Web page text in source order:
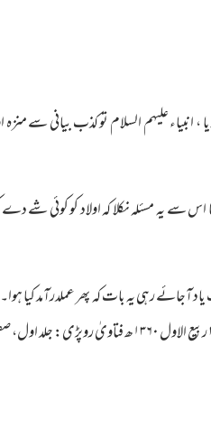
انبیاء علیہم السلام تو کذب بیانی سے منزہ
سے یہ مسئلہ نکلا کہ اولاد کو کوئی شے
رہی یہ بات کہ پھر عملدرآمد کیا
اس صورت میں اس کا حدیث مذکور میں کوئی ذکر نہیں ممکن ہے کہ فرشتہ کے یاد دلانے سے دینا منظور کر لیا ہو اور ممکن ہے نہ کیا ہو۔ ( عبداللہ امرتسری روپڑی ۲۰ ربیع الاول ۱۳۶۰ھ